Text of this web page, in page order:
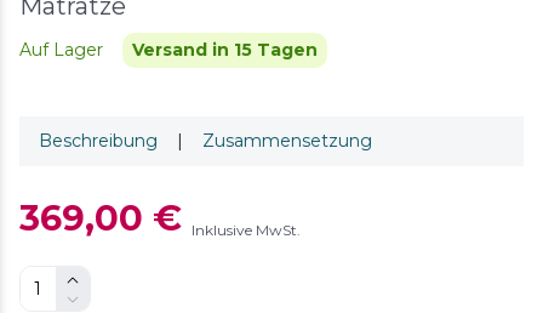
Matratze
Auf Lager Versand in 15 Tagen
Beschreibung | Zusammensetzung
369,00 € Inklusive MwSt.